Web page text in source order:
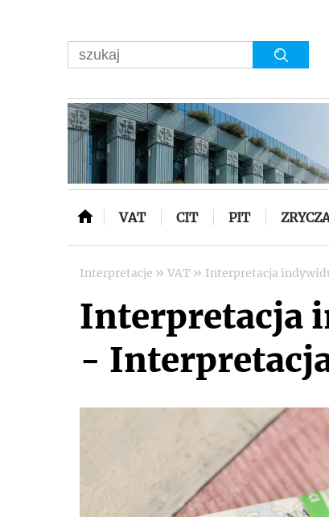
VAT CIT PIT
Interpretacje » VAT » Interpretacja
Interpretacja
-